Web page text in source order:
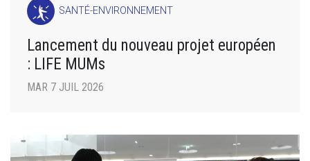
SANTÉ-ENVIRONNEMENT
Lancement du nouveau projet européen
: LIFE MUMs
MAR 7 JUIL 2026